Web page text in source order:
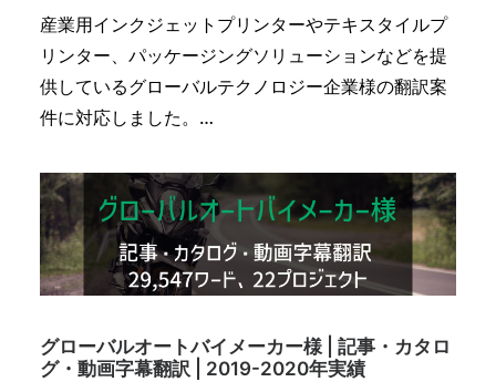
産業用インクジェットプリンターやテキスタイルプ
リンター、パッケージングソリューションなどを提
供しているグローバルテクノロジー企業様の翻訳案
件に対応しました。…
グローバルオートバイメーカー様 | 記事・カタロ
グ・動画字幕翻訳 | 2019-2020年実績